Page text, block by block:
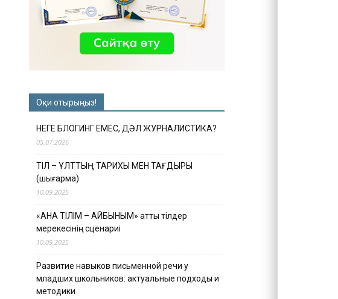
Оқи отырыңыз!
НЕГЕ БЛОГИНГ ЕМЕС, ДӘЛ ЖУРНАЛИСТИКА?
05.07.2026
ТІЛ – ҰЛТТЫҢ ТАРИХЫ МЕН ТАҒДЫРЫ
(шығарма)
10.09.2025
«АНА ТІЛІМ – АЙБЫНЫМ» атты тілдер
мерекесінің сценариі
10.09.2025
Развитие навыков письменной речи у
младших школьников: актуальные подходы и
методики